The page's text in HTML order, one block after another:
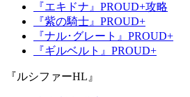
『エキドナ』PROUD+攻略
『紫の騎士』PROUD+
『ナル･グレート』PROUD+
『ギルベルト』PROUD+
『ルシファーHL』